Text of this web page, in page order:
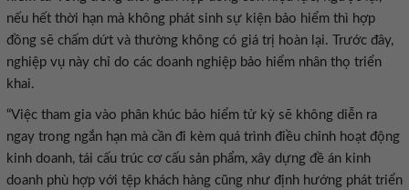
nếu hết thời hạn mà không phát sinh sự kiện bảo hiểm thì hợp
đồng sẽ chấm dứt và thường không có giá trị hoàn lại. Trước đây,
nghiệp vụ này chỉ do các doanh nghiệp bảo hiểm nhân thọ triển
khai.
“Việc tham gia vào phân khúc bảo hiểm tử kỳ sẽ không diễn ra
ngay trong ngắn hạn mà cần đi kèm quá trình điều chỉnh hoạt động
kinh doanh, tái cấu trúc cơ cấu sản phẩm, xây dựng đề án kinh
doanh phù hợp với tệp khách hàng cũng như định hướng phát triển